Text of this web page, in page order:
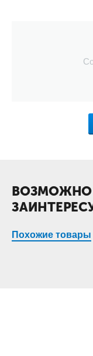
ВОЗМОЖНО
Похожие товары